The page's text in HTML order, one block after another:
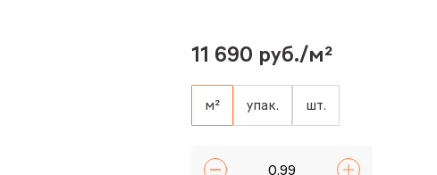
11 690 руб./м²
м² упак. шт.